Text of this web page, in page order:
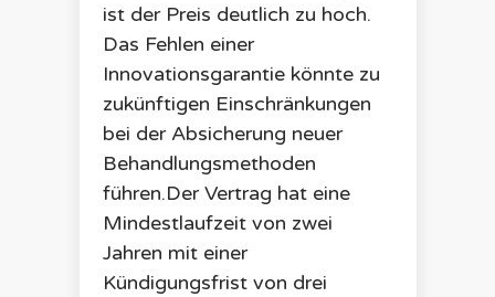
ist der Preis deutlich zu hoch.
Das Fehlen einer
Innovationsgarantie könnte zu
zukünftigen Einschränkungen
bei der Absicherung neuer
Behandlungsmethoden
führen.Der Vertrag hat eine
Mindestlaufzeit von zwei
Jahren mit einer
Kündigungsfrist von drei